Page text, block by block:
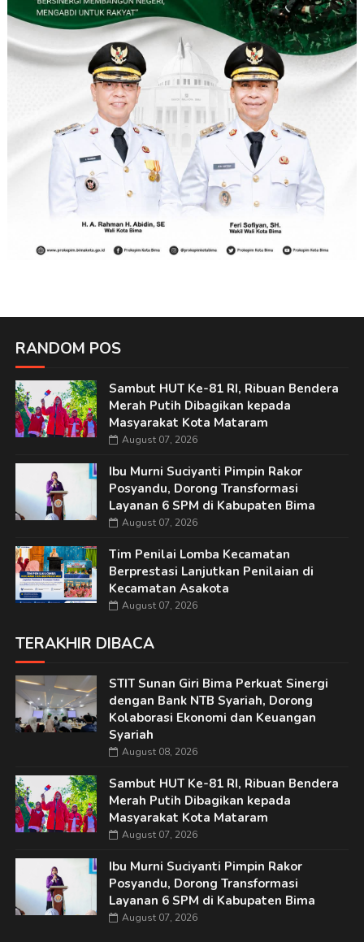
RANDOM POS
Sambut HUT Ke-81 RI, Ribuan Bendera
Merah Putih Dibagikan kepada
Masyarakat Kota Mataram
August 07, 2026
Ibu Murni Suciyanti Pimpin Rakor
Posyandu, Dorong Transformasi
Layanan 6 SPM di Kabupaten Bima
August 07, 2026
Tim Penilai Lomba Kecamatan
Berprestasi Lanjutkan Penilaian di
Kecamatan Asakota
August 07, 2026
TERAKHIR DIBACA
STIT Sunan Giri Bima Perkuat Sinergi
dengan Bank NTB Syariah, Dorong
Kolaborasi Ekonomi dan Keuangan
Syariah
August 08, 2026
Sambut HUT Ke-81 RI, Ribuan Bendera
Merah Putih Dibagikan kepada
Masyarakat Kota Mataram
August 07, 2026
Ibu Murni Suciyanti Pimpin Rakor
Posyandu, Dorong Transformasi
Layanan 6 SPM di Kabupaten Bima
August 07, 2026